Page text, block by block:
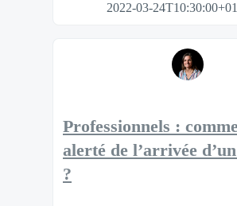
2022-03-
Professionnels :
alerté de l’arrivée
?